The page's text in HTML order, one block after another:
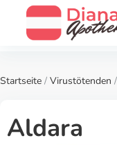
Startseite / Virustötenden
Aldara